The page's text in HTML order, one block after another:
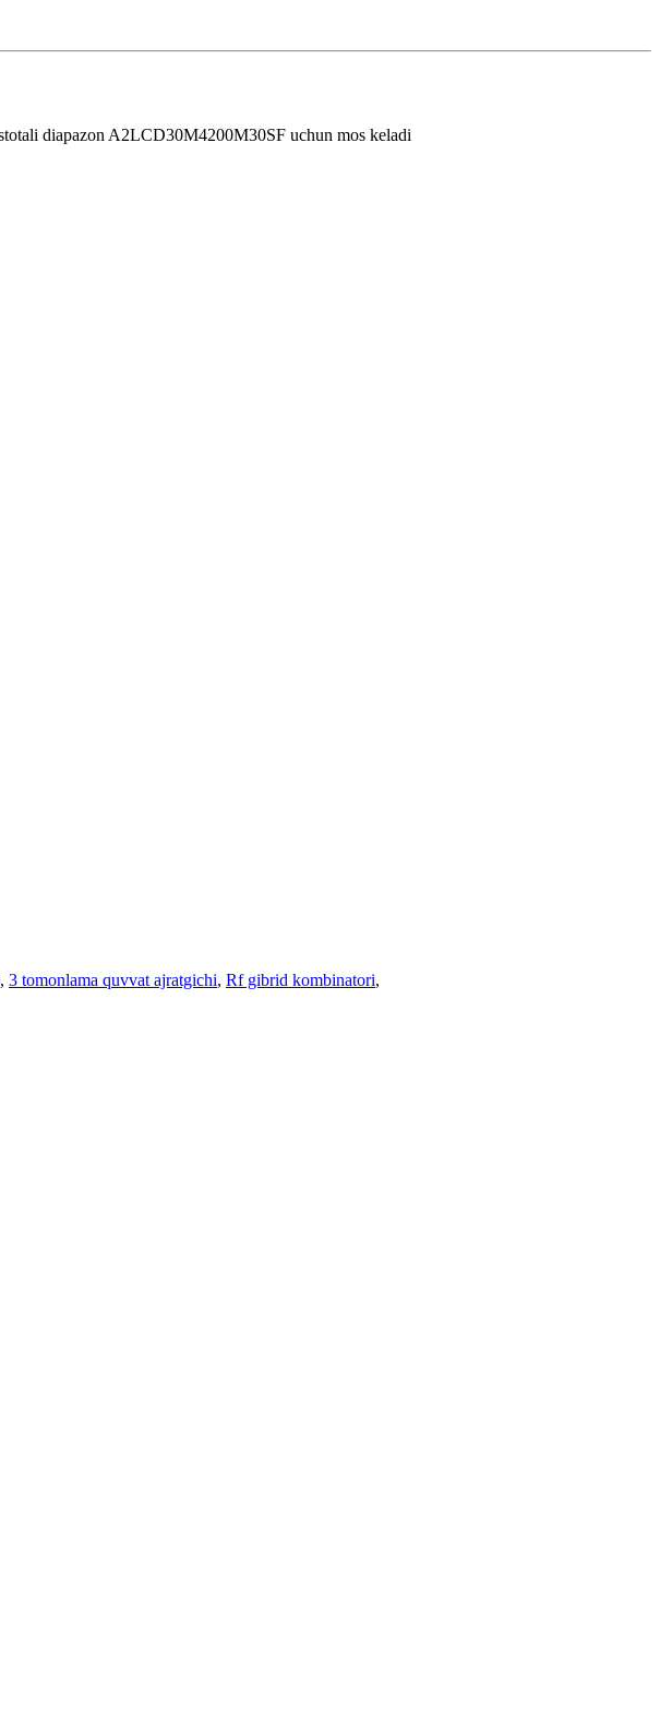
, 3 tomonlama quvvat ajratgichi, Rf gibrid kombinatori,